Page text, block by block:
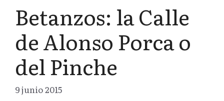
Betanzos: la Calle
de Alonso Porca o
del Pinche
9 junio 2015